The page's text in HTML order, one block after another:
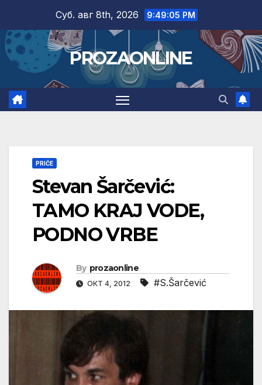
content
Суб. авг 8th, 2026 9:49:07 PM
PROZAONLINE
PRIČE
Stevan Šarčević:
TAMO KRAJ VODE,
PODNO VRBE
By prozaonline
ОКТ 4, 2012 #S.Šarčević